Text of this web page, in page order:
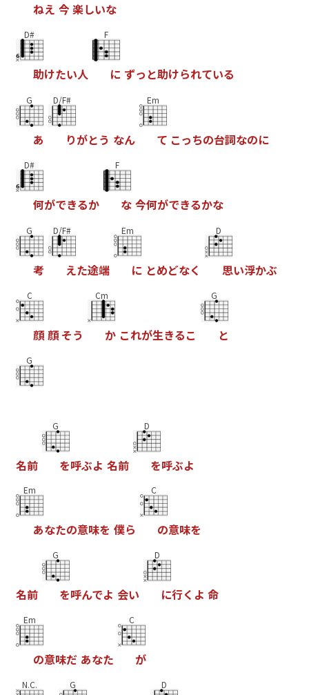
ねえ 今 楽しいな
D#
助けたい人
F
に ずっ と助けられている
G
あ
D/F#
りがとう なん
Em
て こっちの台詞なのに
D#
何ができるか
F
な 今何ができるかな
G
考
D/F#
えた途端
Em
に とめどなく
D
思い浮かぶ
C
顔 顔 そう
Cm
か これが生きるこ
G
と
G
名前
G
を呼ぶよ 名前
D
を呼ぶよ
Em
あなたの意味を 僕ら
C
の意味を
名前
G
を呼んでよ 会い
D
に行く よ 命
Em
の意味だ あなた
C
が
N.C. G D